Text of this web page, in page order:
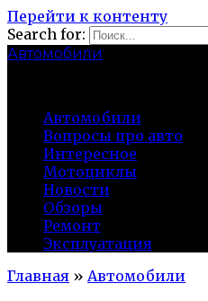
Перейти к контенту
Search for:
Автомобили
Автомобили
Вопросы про авто
Интересное
Мотоциклы
Новости
Обзоры
Ремонт
Эксплуатация
Главная » Автомобили